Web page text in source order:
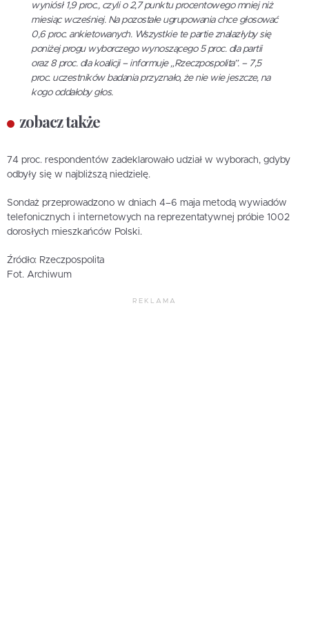
wyniósł 1,9 proc., czyli o 2,7 punktu procentowego mniej niż
miesiąc wcześniej. Na pozostałe ugrupowania chce głosować
0,6 proc. ankietowanych. Wszystkie te partie znalazłyby się
poniżej progu wyborczego wynoszącego 5 proc. dla partii
oraz 8 proc. dla koalicji – informuje „Rzeczpospolita”. – 7,5
proc. uczestników badania przyznało, że nie wie jeszcze, na
kogo oddałoby głos.
zobacz także
74 proc. respondentów zadeklarowało udział w wyborach, gdyby
odbyły się w najbliższą niedzielę.
Sondaż przeprowadzono w dniach 4–6 maja metodą wywiadów
telefonicznych i internetowych na reprezentatywnej próbie 1002
dorosłych mieszkańców Polski.
Źródło: Rzeczpospolita
Fot. Archiwum
REKLAMA